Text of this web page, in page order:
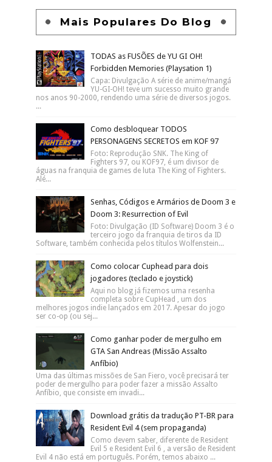
Mais Populares Do Blog
TODAS as FUSÕES de YU GI OH!
Forbidden Memories (Playsation 1)
Capa: Divulgação A série de anime/mangá
YU-GI-OH! teve um sucesso muito grande
nos anos 90-2000, rendendo uma série de diversos jogos.
...
Como desbloquear TODOS
PERSONAGENS SECRETOS em KOF 97
Foto: Reprodução SNK. The King of
Fighters 97, ou KOF97, é um divisor de
águas na franquia de games de luta The King of Fighters.
Alé...
Senhas, Códigos e Armários de Doom 3 e
Doom 3: Resurrection of Evil
Foto: Divulgação (ID Software) Doom 3 é o
terceiro jogo da franquia de tiros da ID
Software, também conhecida pelos títulos Wolfenstein...
Como colocar Cuphead para dois
jogadores (teclado e joystick)
Aqui no blog já fizemos uma resenha
completa sobre CupHead , um dos
melhores jogos indie lançados em 2017. Apesar do jogo
ser co-op (ou sej...
Como ganhar poder de mergulho em
GTA San Andreas (Missão Assalto
Anfíbio)
Uma das últimas missões de San Fiero, você precisará ter
poder de mergulho para poder fazer a missão Assalto
Anfíbio, que consiste em invadi...
Download grátis da tradução PT-BR para
Resident Evil 4 (sem propaganda)
Como devem saber, diferente de Resident
Evil 5 e Resident Evil 6 , a versão de Resident
Evil 4 não está em português. Porém, temos abaixo ...